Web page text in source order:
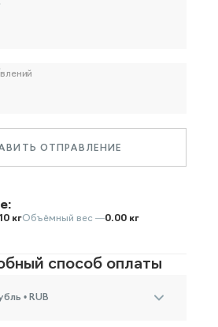
ОТПРАВЛЕНИЕ
кгОбъёмный вес —0.00 кг
способ оплаты
• RUB